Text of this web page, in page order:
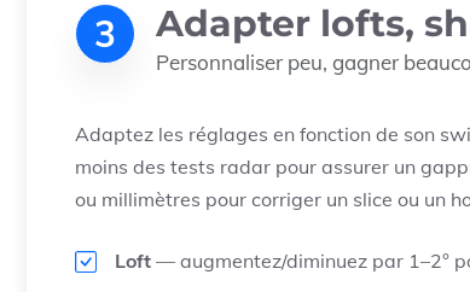
3 Adapter lofts,
Personnaliser peu, gagner
Adaptez les réglages en fonction de son
moins des tests radar pour assurer un
ou millimètres pour corriger un slice ou un
Loft — augmentez/diminuez par 1–2°